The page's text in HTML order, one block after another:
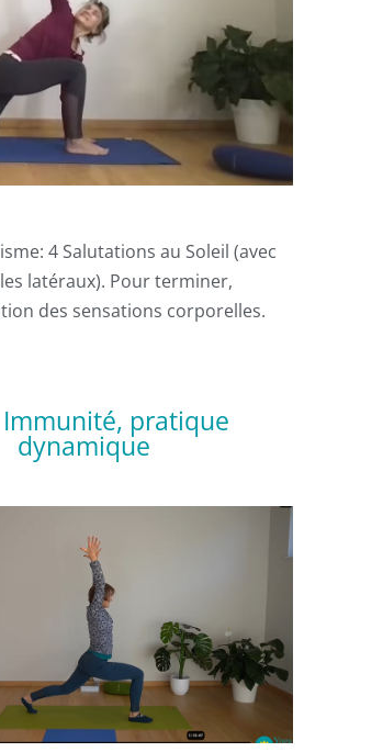
4 Salutations au Soleil (avec
latéraux). Pour terminer,
des sensations corporelles.
Immunité, pratique
dynamique